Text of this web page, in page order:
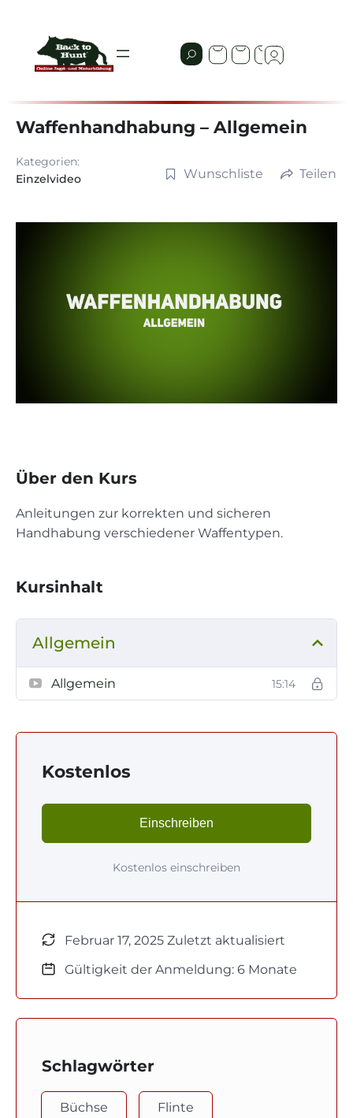
Waffenhandhabung – Allgemein
Kategorien:
Einzelvideo
Wunschliste Teilen
Über den Kurs
Anleitungen zur korrekten und sicheren
Handhabung verschiedener Waffentypen.
Kursinhalt
Allgemein
Allgemein 15:14
Kostenlos
Einschreiben
Kostenlos einschreiben
Februar 17, 2025 Zuletzt aktualisiert
Gültigkeit der Anmeldung: 6 Monate
Schlagwörter
Büchse Flinte